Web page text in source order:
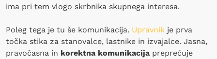
ima pri tem vlogo skrbnika skupnega interesa.
Poleg tega je tu še komunikacija. Upravnik je prva
točka stika za stanovalce, lastnike in izvajalce. Jasna,
pravočasna in korektna komunikacija preprečuje